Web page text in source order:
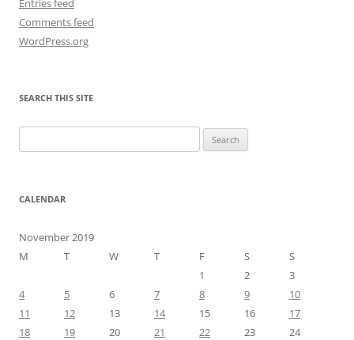
Entries feed
Comments feed
WordPress.org
SEARCH THIS SITE
for:
CALENDAR
November 2019
M
T W T F S
S
1
2
3
4
5 6 7 8 9
10
11
12 13 14 15 16
17
18
19 20 21 22 23
24